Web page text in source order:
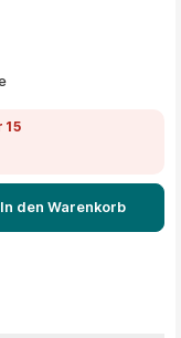
die Schaltflächen um die
In den Warenkorb